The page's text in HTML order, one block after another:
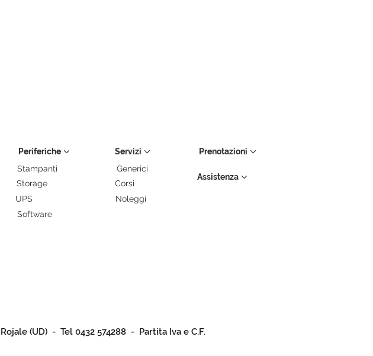
Periferiche
Stampanti
Storage
UPS
Software
Servizi
Generici
Corsi
Noleggi
Prenotazioni
Assistenza
(UD) - Tel 0432 574288 - Partita Iva e C.F.